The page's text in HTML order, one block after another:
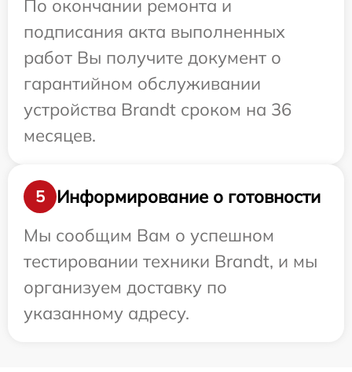
По окончании ремонта и
подписания акта выполненных
работ Вы получите документ о
гарантийном обслуживании
устройства Brandt сроком на 36
месяцев.
5
Информирование о готовности
Мы сообщим Вам о успешном
тестировании техники Brandt, и мы
организуем доставку по
указанному адресу.